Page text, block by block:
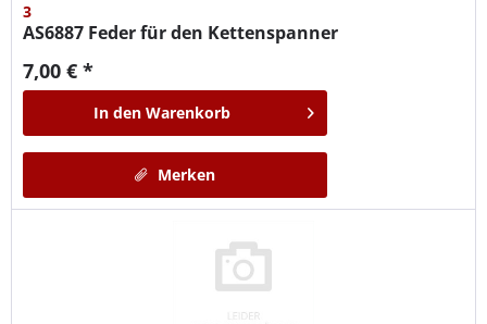
3
AS6887 Feder für den Kettenspanner
7,00 € *
In den Warenkorb
Merken